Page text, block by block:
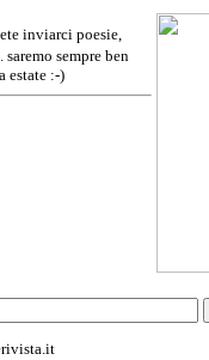
inviarci poesie,
sempre ben
estate :-)